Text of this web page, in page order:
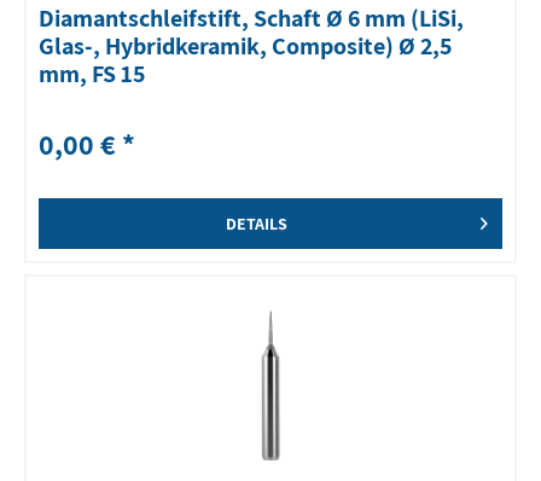
Diamantschleifstift, Schaft Ø 6 mm (LiSi,
Glas-, Hybridkeramik, Composite) Ø 2,5
mm, FS 15
0,00 € *
DETAILS